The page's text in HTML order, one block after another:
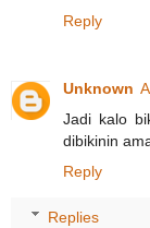
Reply
Unknown
Jadi kalo
dibikinin
Reply
Replies